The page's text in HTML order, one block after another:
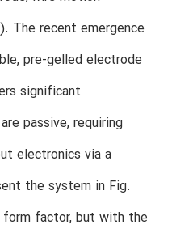
The recent emergence
pre-gelled electrode
significant
passive, requiring
electronics via a
the system in Fig.
form factor, but with the